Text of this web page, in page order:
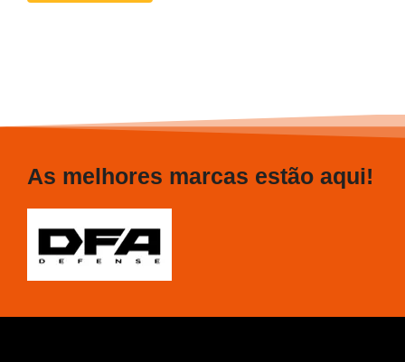
As melhores marcas estão aqui!